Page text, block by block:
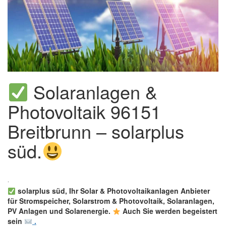
Solaranlagen &
Photovoltaik 96151
Breitbrunn – solarplus
süd.
solarplus süd, Ihr Solar & Photovoltaikanlagen Anbieter
für Stromspeicher, Solarstrom & Photovoltaik, Solaranlagen,
PV Anlagen und Solarenergie.
Auch Sie werden begeistert
sein
.